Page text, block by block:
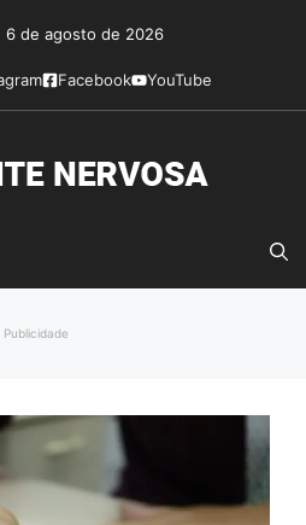
6 de agosto de 2026
Facebook YouTube
Publicidade